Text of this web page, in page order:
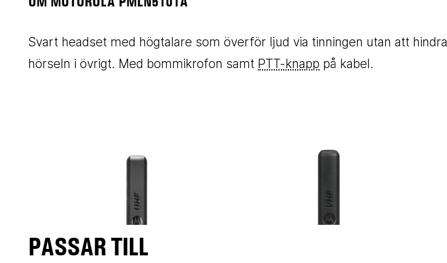
Svart headset med högtalare som överför ljud via tinningen utan att hindra
hörseln i övrigt. Med bommikrofon samt PTT-knapp på kabel.
PASSAR TILL